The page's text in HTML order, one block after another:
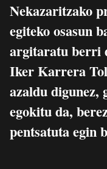
Nekazaritzako
egiteko osasun
argitaratu berri
Iker Karrera
azaldu digunez,
egokitu da,
pentsatuta egin